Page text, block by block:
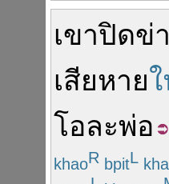
เขาปิดข่
เสียหาย
โอละพ่อ
khaoR bpitL